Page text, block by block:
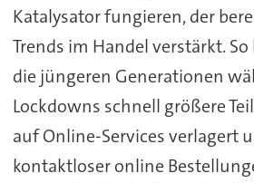
Katalysator fungieren, der
Trends im Handel verstärkt.
die jüngeren Generationen
Lockdowns schnell größere
auf Online-Services verlagert
kontaktloser online